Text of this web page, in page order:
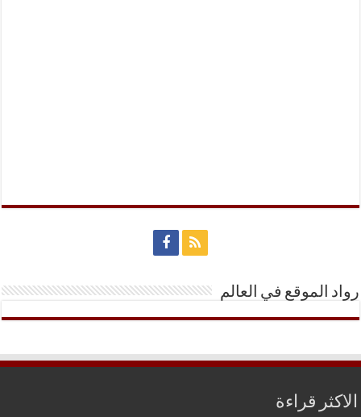
رواد الموقع في العالم
الاكثر قراءة